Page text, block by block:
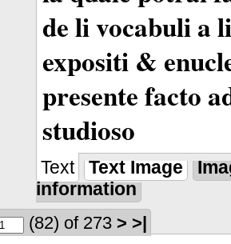
de li vocabuli a
expositi &
presente facto
studioso
Text Text Image
information
(82) of 273 > >|